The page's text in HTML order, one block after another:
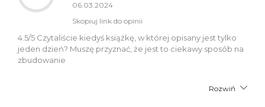
06.03.2024
Skopiuj link do opinii
4.5/5 Czytaliście kiedyś książkę, w której opisany jest tylko
jeden dzień? Muszę przyznać, że jest to ciekawy sposób na
zbudowanie
Rozwiń